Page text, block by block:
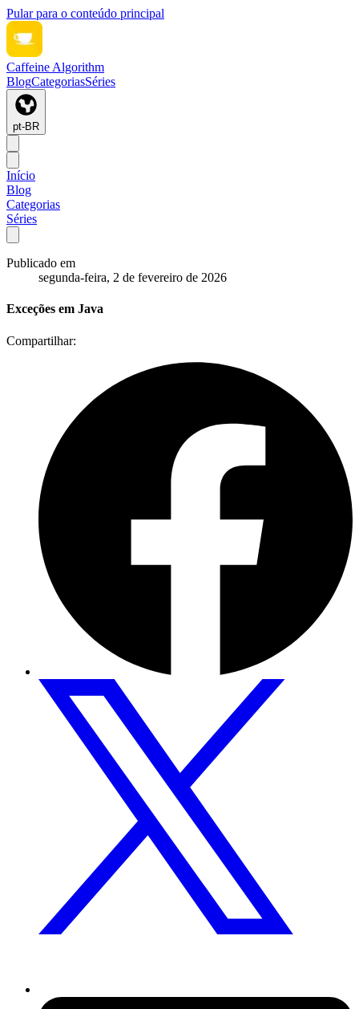
Pular para o conteúdo principal
Caffeine Algorithm
BlogCategoriasSéries
pt-BR
Início
Blog
Categorias
Séries
Publicado em
segunda-feira, 2 de fevereiro de 2026
Exceções em Java
Compartilhar: